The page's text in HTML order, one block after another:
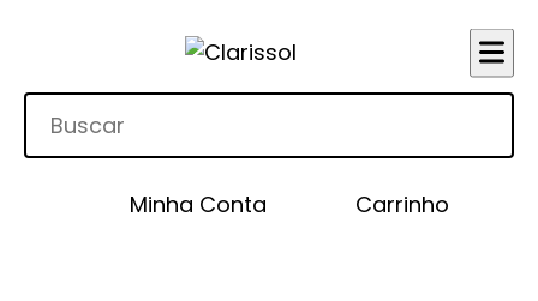
Minha Conta Carrinho